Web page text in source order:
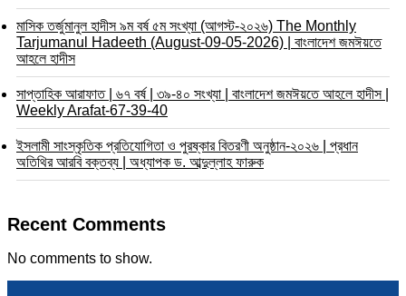
মাসিক তর্জুমানুল হাদীস ৯ম বর্ষ ৫ম সংখ্যা (আগস্ট-২০২৬) The Monthly
Tarjumanul Hadeeth (August-09-05-2026) | বাংলাদেশ জমঈয়তে
আহলে হাদীস
সাপ্তাহিক আরাফাত | ৬৭ বর্ষ | ৩৯-৪০ সংখ্যা | বাংলাদেশ জমঈয়তে আহলে হাদীস |
Weekly Arafat-67-39-40
ইসলামী সাংস্কৃতিক প্রতিযোগিতা ও পুরষ্কার বিতরণী অনুষ্ঠান-২০২৬ | প্রধান
অতিথির আরবি বক্তব্য | অধ্যাপক ড. আব্দুল্লাহ ফারুক
Recent Comments
No comments to show.